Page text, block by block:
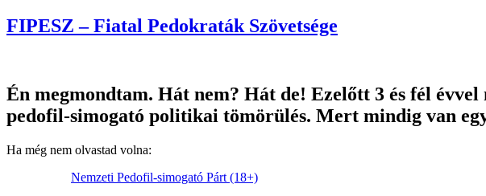
FIPESZ – Fiatal Pedokraták Szövetsége
Én megmondtam. Hát nem? Hát de! Ezelőtt 3 és fél
pedofil-simogató politikai tömörülés. Mert mindig van
Ha még nem olvastad volna:
Nemzeti Pedofil-simogató Párt (18+)